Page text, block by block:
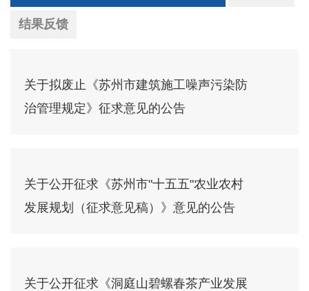
结果反馈
关于拟废止《苏州市建筑施工噪声污染防
治管理规定》征求意见的公告
关于公开征求《苏州市"十五五"农业农村
发展规划（征求意见稿）》意见的公告
关于公开征求《洞庭山碧螺春茶产业发展